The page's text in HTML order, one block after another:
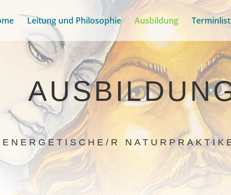
Leitung und Philosophie Ausbildung
ENERGETISCHE/R